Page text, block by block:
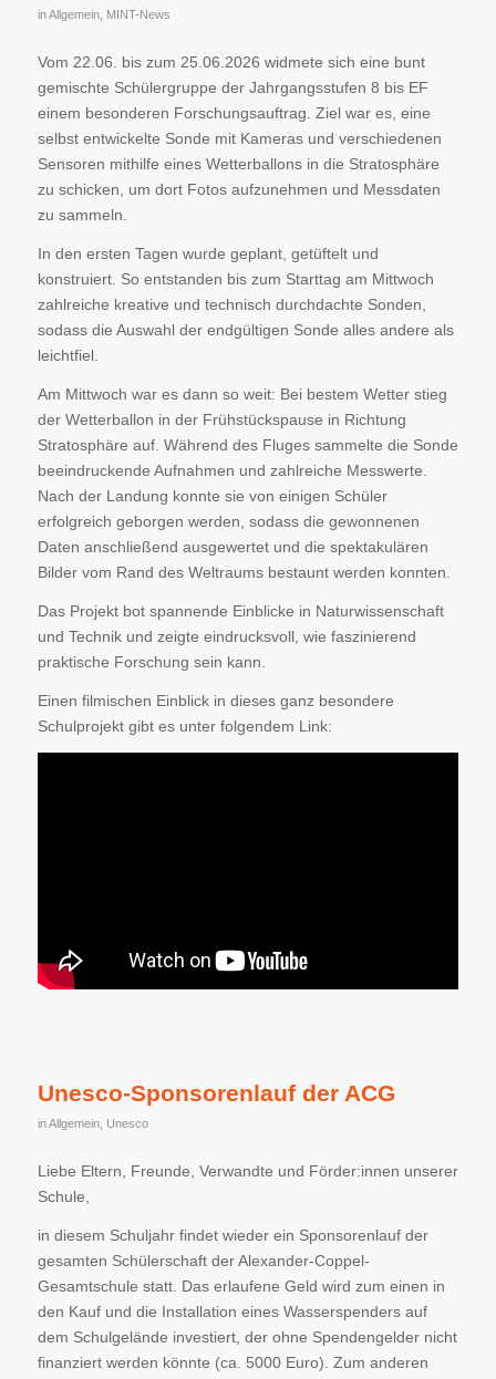
inAllgemein, MINT-News
Vom 22.06. bis zum 25.06.2026 widmete sich eine bunt
gemischte Schülergruppe der Jahrgangsstufen 8 bis EF
einem besonderen Forschungsauftrag. Ziel war es, eine
selbst entwickelte Sonde mit Kameras und verschiedenen
Sensoren mithilfe eines Wetterballons in die Stratosphäre
zu schicken, um dort Fotos aufzunehmen und Messdaten
zu sammeln.
In den ersten Tagen wurde geplant, getüftelt und
konstruiert. So entstanden bis zum Starttag am Mittwoch
zahlreiche kreative und technisch durchdachte Sonden,
sodass die Auswahl der endgültigen Sonde alles andere als
leichtfiel.
Am Mittwoch war es dann so weit: Bei bestem Wetter stieg
der Wetterballon in der Frühstückspause in Richtung
Stratosphäre auf. Während des Fluges sammelte die Sonde
beeindruckende Aufnahmen und zahlreiche Messwerte.
Nach der Landung konnte sie von einigen Schüler
erfolgreich geborgen werden, sodass die gewonnenen
Daten anschließend ausgewertet und die spektakulären
Bilder vom Rand des Weltraums bestaunt werden konnten.
Das Projekt bot spannende Einblicke in Naturwissenschaft
und Technik und zeigte eindrucksvoll, wie faszinierend
praktische Forschung sein kann.
Einen filmischen Einblick in dieses ganz besondere
Schulprojekt gibt es unter folgendem Link:
Unesco-Sponsorenlauf der ACG
inAllgemein, Unesco
Liebe Eltern, Freunde, Verwandte und Förder:innen unserer
Schule,
in diesem Schuljahr findet wieder ein Sponsorenlauf der
gesamten Schülerschaft der Alexander-Coppel-
Gesamtschule statt. Das erlaufene Geld wird zum einen in
den Kauf und die Installation eines Wasserspenders auf
dem Schulgelände investiert, der ohne Spendengelder nicht
finanziert werden könnte (ca. 5000 Euro). Zum anderen